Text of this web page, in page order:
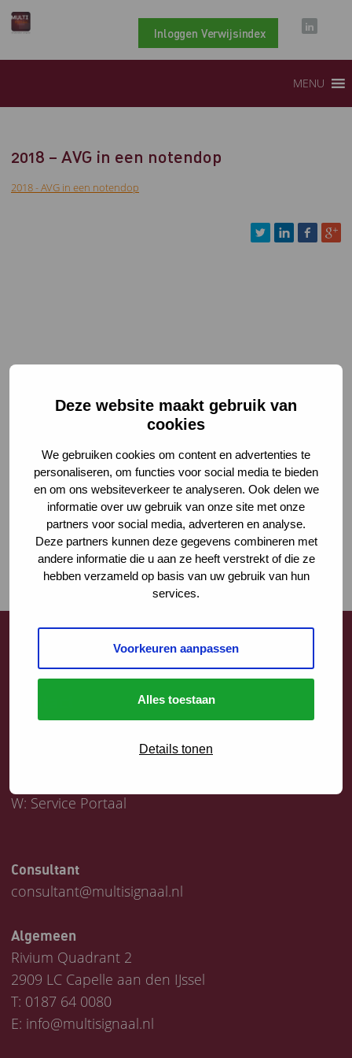
Deze website maakt gebruik van
cookies
We gebruiken cookies om content en advertenties te
personaliseren, om functies voor social media te bieden
en om ons websiteverkeer te analyseren. Ook delen we
informatie over uw gebruik van onze site met onze
partners voor social media, adverteren en analyse.
Deze partners kunnen deze gegevens combineren met
andere informatie die u aan ze heeft verstrekt of die ze
hebben verzameld op basis van uw gebruik van hun
services.
Voorkeuren aanpassen
Alles toestaan
Details tonen
Inloggen Verwijsindex
MENU
2018 – AVG in een notendop
2018 - AVG in een notendop
W: Service Portaal
Consultant
consultant@multisignaal.nl
Algemeen
Rivium Quadrant 2
2909 LC Capelle aan den IJssel
T: 0187 64 0080
E: info@multisignaal.nl